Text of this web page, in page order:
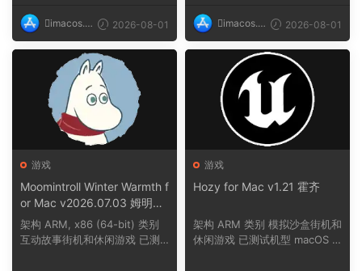
imacos.t
op
2026-08-01
imacos.t
op
2026-08-01
游戏
Moomintroll Winter Warmth f
or Mac v2026.07.03 姆明冬
日暖阳
架构 ARM, x86 (64-bit) 类别
互动故事街机和休闲游戏 已测
游戏
Hozy for Mac v1.21 霍齐
架构 ARM 类别 模拟沙盒街机和
休闲游戏 已测试机型 macOS T